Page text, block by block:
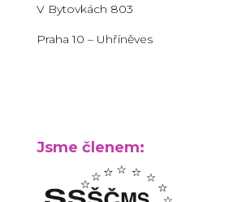
V Bytovkách 803
Praha 10 – Uhříněves
Jsme členem: